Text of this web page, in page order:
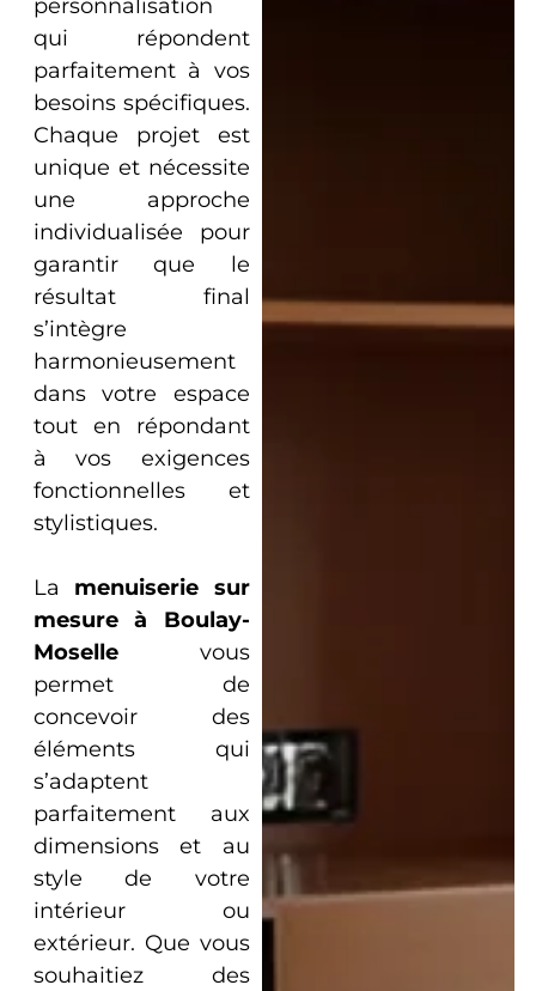
personnalisation
qui répondent
parfaitement à vos
besoins spécifiques.
Chaque projet est
unique et nécessite
une approche
individualisée pour
garantir que le
résultat final
s’intègre
harmonieusement
dans votre espace
tout en répondant
à vos exigences
fonctionnelles et
stylistiques.
La menuiserie sur
mesure à Boulay-
Mosellevous
permet de
concevoir des
éléments qui
s’adaptent
parfaitement aux
dimensions et au
style de votre
intérieur ou
extérieur. Que vous
souhaitiez des